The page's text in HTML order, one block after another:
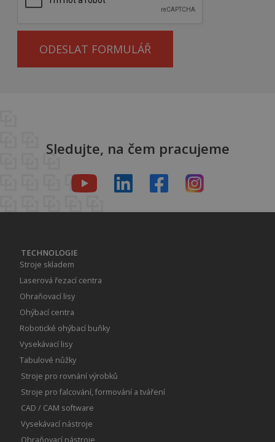
ODESLAT FORMULÁŘ
Sledujte, na čem pracujeme
TECHNOLOGIE
Stroje skladem
Laserová řezací centra
Ohraňovací lisy
Ohýbací centra
Robotické ohýbací buňky
Vysekávací lisy
Tabulové nůžky
Stroje pro rovnání výrobků
Stroje pro falcování, formování a tváření
CAD / CAM software
Vysekávací nástroje
Ohraňovací nástroje